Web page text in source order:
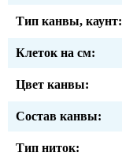
Тип канвы, каунт:
Клеток на см:
Цвет канвы:
Состав канвы:
Тип ниток: